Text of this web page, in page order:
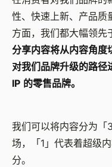
性、快速上新、产品质
方面，我们都大幅领先
分享内容将从内容角度
对我们品牌升级的路径
IP 的零售品牌。
我们可以将内容分为「
场，「1」代表着超级
分。